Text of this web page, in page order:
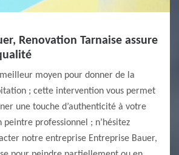
Renovation Tarnaise assure
moyen pour donner de la
; cette intervention vous permet
une touche d’authenticité à votre
peintre professionnel ; n’hésitez
notre entreprise Entreprise Bauer,